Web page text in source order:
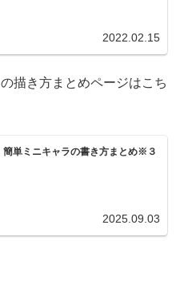
2022.02.15
描き方まとめページはこち
簡単ミニキャラの書き方まとめ※３
2025.09.03